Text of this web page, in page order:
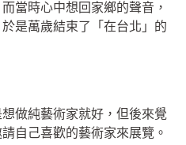
當時心中想回家鄉的聲音，
是萬歲結束了「在台北」的
做純藝術家就好，但後來覺
自己喜歡的藝術家來展覽。